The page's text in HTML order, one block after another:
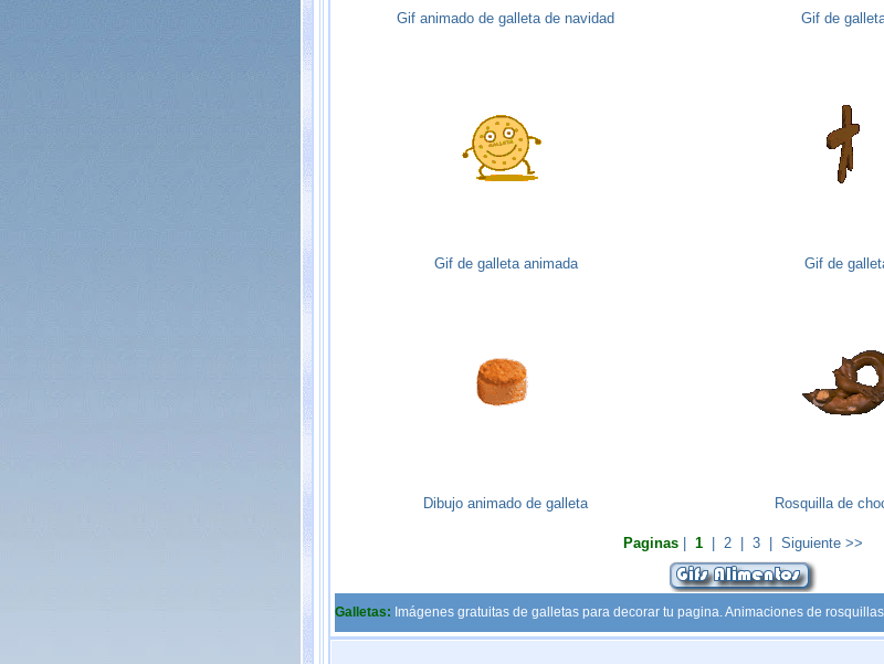
Gif animado de galleta de navidad Gif de
Gif de galleta animada Gif de
Dibujo animado de galleta Rosquilla de
Paginas| 1| 2| 3 Siguiente >>
Galletas: Imágenes gratuitas de galletas para decorar tu pagina. Animaciones de